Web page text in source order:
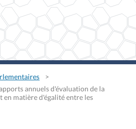
annuels d'évaluation de la
matière d'égalité entre les